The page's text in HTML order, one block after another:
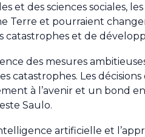
et des sciences sociales,
Terre et pourraient
catastrophes et de
des mesures
catastrophes. Les
à l’avenir et un bond
Saulo.
artificielle et